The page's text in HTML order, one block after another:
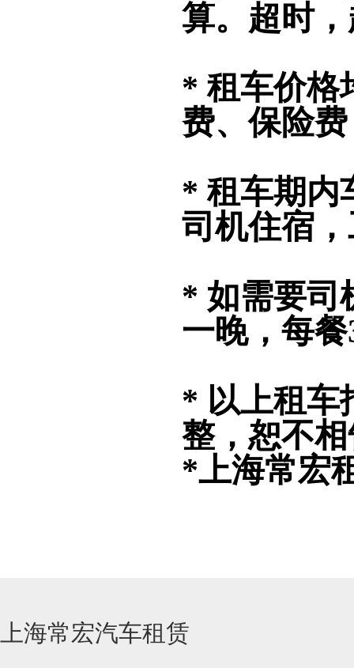
算。超时
* 租车价格
费、保险
* 租车期内
司机住宿
* 如需要司
一晚，每
* 以上租车
整，恕不
*上海常宏
上海常宏汽车租赁